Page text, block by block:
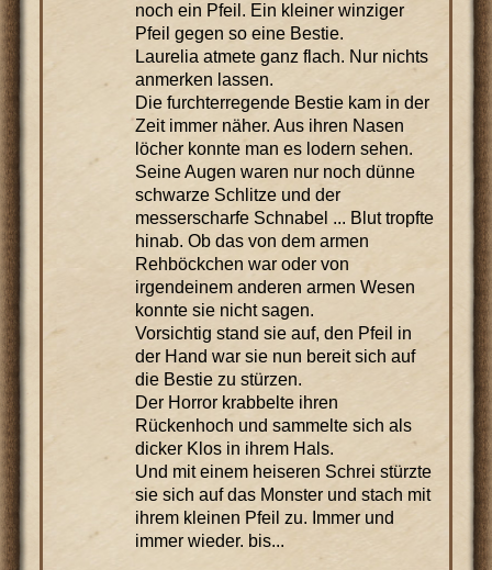
noch ein Pfeil. Ein kleiner winziger
Pfeil gegen so eine Bestie.
Laurelia atmete ganz flach. Nur nichts
anmerken lassen.
Die furchterregende Bestie kam in der
Zeit immer näher. Aus ihren Nasen
löcher konnte man es lodern sehen.
Seine Augen waren nur noch dünne
schwarze Schlitze und der
messerscharfe Schnabel ... Blut tropfte
hinab. Ob das von dem armen
Rehböckchen war oder von
irgendeinem anderen armen Wesen
konnte sie nicht sagen.
Vorsichtig stand sie auf, den Pfeil in
der Hand war sie nun bereit sich auf
die Bestie zu stürzen.
Der Horror krabbelte ihren
Rückenhoch und sammelte sich als
dicker Klos in ihrem Hals.
Und mit einem heiseren Schrei stürzte
sie sich auf das Monster und stach mit
ihrem kleinen Pfeil zu. Immer und
immer wieder. bis...